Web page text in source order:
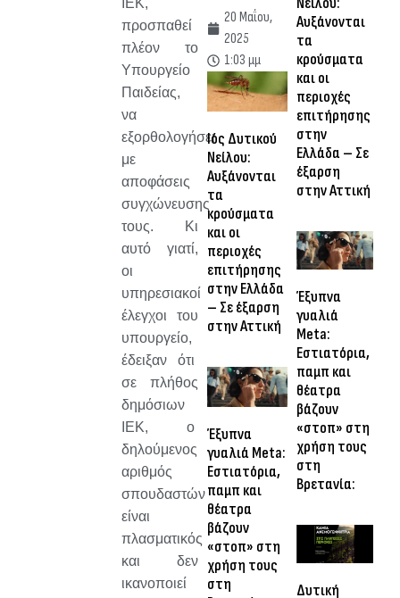
προσπαθεί
πλέον το
Υπουργείο
Παιδείας,
να
εξορθολογήσει
με
αποφάσεις
συγχώνευσης
τους. Κι
αυτό γιατί,
οι
υπηρεσιακοί
έλεγχοι του
υπουργείο,
έδειξαν ότι
σε πλήθος
δημόσιων
ΙΕΚ, ο
δηλούμενος
αριθμός
σπουδαστών
είναι
πλασματικός
και δεν
ικανοποιεί
20 Μαΐου,
2025
1:03 μμ
Ιός Δυτικού
Νείλου:
Αυξάνονται
τα
κρούσματα
και οι
περιοχές
επιτήρησης
στην Ελλάδα
– Σε έξαρση
στην Αττική
Έξυπνα
γυαλιά Meta:
Εστιατόρια,
παμπ και
θέατρα
βάζουν
«στοπ» στη
χρήση τους
στη
Αυξάνονται
τα
κρούσματα
και οι
περιοχές
επιτήρησης
στην
Ελλάδα – Σε
έξαρση
στην Αττική
Έξυπνα
γυαλιά
Meta:
Εστιατόρια,
παμπ και
θέατρα
βάζουν
«στοπ» στη
χρήση τους
στη
Βρετανία:
Δυτική